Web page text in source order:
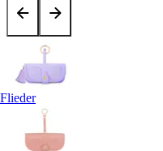
Flieder